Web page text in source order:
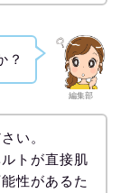
編集部
？
い。
トが直接肌
性があるた